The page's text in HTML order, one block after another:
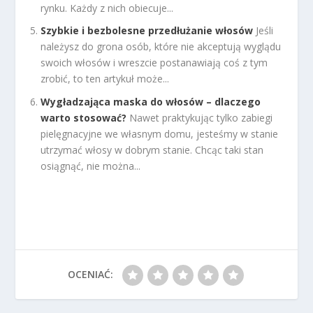
rynku. Każdy z nich obiecuje...
Szybkie i bezbolesne przedłużanie włosów Jeśli
należysz do grona osób, które nie akceptują wyglądu
swoich włosów i wreszcie postanawiają coś z tym
zrobić, to ten artykuł może...
Wygładzająca maska do włosów – dlaczego
warto stosować? Nawet praktykując tylko zabiegi
pielęgnacyjne we własnym domu, jesteśmy w stanie
utrzymać włosy w dobrym stanie. Chcąc taki stan
osiągnąć, nie można...
OCENIAĆ: